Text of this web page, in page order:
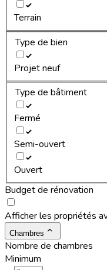
Terrain
Type de bien
Projet neuf
Type de bâtiment
Fermé
Semi-ouvert
Ouvert
Budget de rénovation
Afficher les propriétés
Chambres
Nombre de chambres
Minimum